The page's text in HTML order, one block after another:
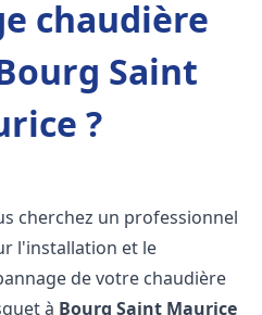
chaudière
Saint
?
cherchez un professionnel
l'installation et le
de votre chaudière
à Bourg Saint Maurice